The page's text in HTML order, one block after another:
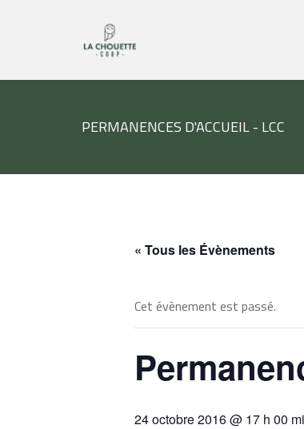
PERMANENCES D'ACCUEIL - LCC
« Tous les Évènements
Cet évènement est passé.
24 octobre 2016 @ 17 h 00